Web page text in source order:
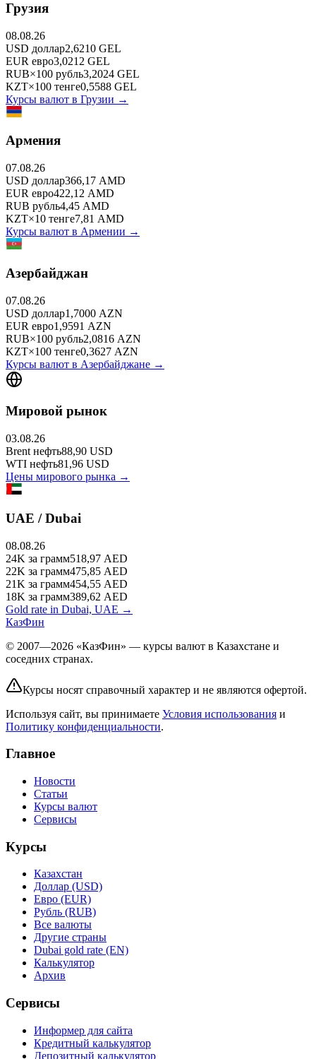
Грузия
08.08.26
USD доллар2,6210 GEL
EUR евро3,0212 GEL
RUB×100 рубль3,2024 GEL
KZT×100 тенге0,5588 GEL
Курсы валют в Грузии →
Армения
07.08.26
USD доллар366,17 AMD
EUR евро422,12 AMD
RUB рубль4,45 AMD
KZT×10 тенге7,81 AMD
Курсы валют в Армении →
Азербайджан
07.08.26
USD доллар1,7000 AZN
EUR евро1,9591 AZN
RUB×100 рубль2,0816 AZN
KZT×100 тенге0,3627 AZN
Курсы валют в Азербайджане →
Мировой рынок
03.08.26
Brent нефть88,90 USD
WTI нефть81,96 USD
Цены мирового рынка →
UAE / Dubai
08.08.26
24K за грамм518,97 AED
22K за грамм475,85 AED
21K за грамм454,55 AED
18K за грамм389,62 AED
Gold rate in Dubai, UAE →
КазФин
© 2007—2026 «КазФин» — курсы валют в Казахстане и
соседних странах.
Курсы носят справочный характер и не являются офертой.
Используя сайт, вы принимаете Условия использования и
Политику конфиденциальности.
Главное
Новости
Статьи
Курсы валют
Сервисы
Курсы
Казахстан
Доллар (USD)
Евро (EUR)
Рубль (RUB)
Все валюты
Другие страны
Dubai gold rate (EN)
Калькулятор
Архив
Сервисы
Информер для сайта
Кредитный калькулятор
Депозитный калькулятор